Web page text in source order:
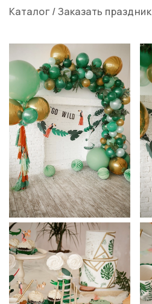
Каталог /Заказать праздник